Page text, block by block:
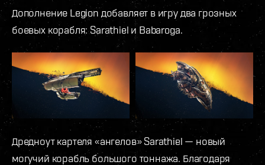
Дополнение Legion добавляет в игру два грозных
боевых корабля: Sarathiel и Babaroga.
Дредноут картеля «ангелов» Sarathiel — новый
могучий корабль большого тоннажа. Благодаря